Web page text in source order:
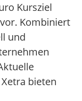
Kursziel
Kombiniert
und
bieten